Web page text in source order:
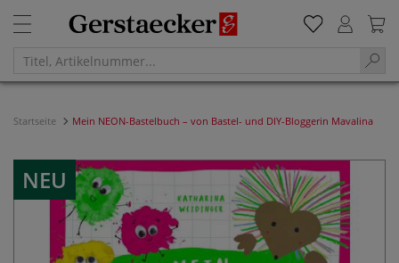
Startseite Mein NEON-Bastelbuch – von Bastel- und DIY-Bloggerin Mavalina
NEU